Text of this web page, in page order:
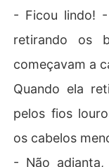
- Ficou lindo!
retirando os
começavam a
Quando ela
pelos fios
os cabelos
- Não